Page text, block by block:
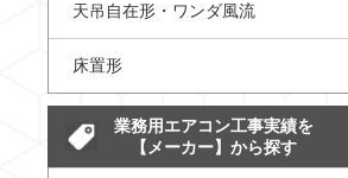
天吊自在形・ワンダ風流
床置形
業務用エアコン工事実績を
【メーカー】から探す